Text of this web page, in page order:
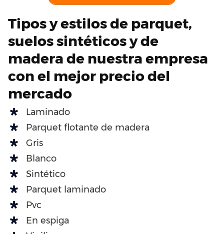
Tipos y estilos de parquet,
suelos sintéticos y de
madera de nuestra empresa
con el mejor precio del
mercado
Laminado
Parquet flotante de madera
Gris
Blanco
Sintético
Parquet laminado
Pvc
En espiga